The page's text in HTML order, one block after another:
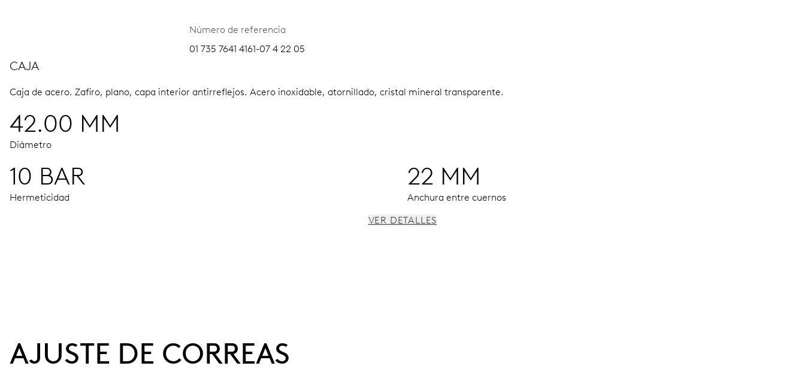
Número de referencia
01 735 7641 4161-07 4 22 05
CAJA
Caja de acero. Zafiro, plano, capa interior antirreflejos. Acero inoxidable, atornillado, cristal mineral transparente.
42.00 MM
Diámetro
10 BAR
Hermeticidad
22 MM
Anchura entre cuernos
Reserva de marcha
VER DETALLES
AJUSTE DE CORREAS